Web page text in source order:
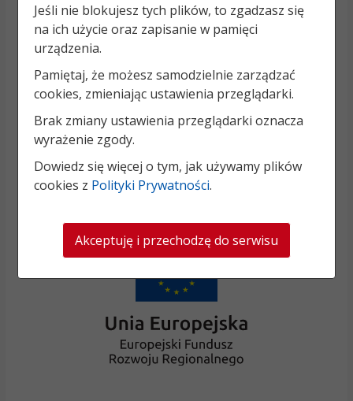
Jeśli nie blokujesz tych plików, to zgadzasz się
na ich użycie oraz zapisanie w pamięci
urządzenia.
Pamiętaj, że możesz samodzielnie zarządzać
cookies, zmieniając ustawienia przeglądarki.
Brak zmiany ustawienia przeglądarki oznacza
wyrażenie zgody.
Dowiedz się więcej o tym, jak używamy plików
cookies z Polityki Prywatności.
Akceptuję i przechodzę do serwisu